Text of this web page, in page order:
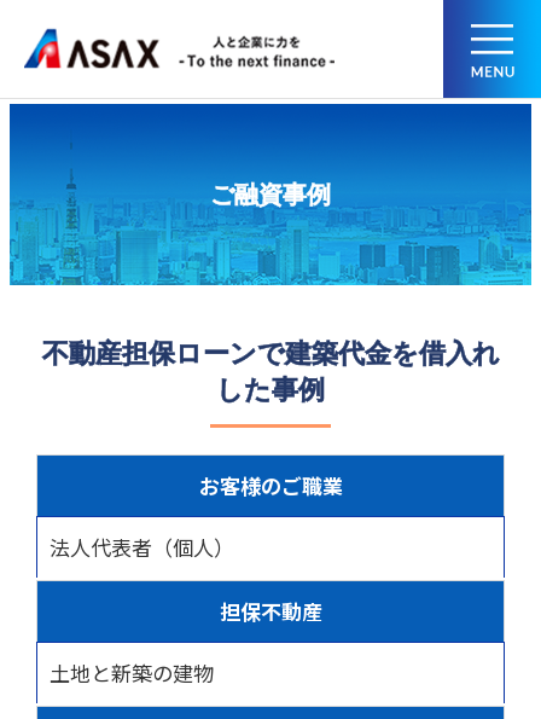
ご融資事例
不動産担保ローンで建築代金を借入れ
した事例
お客様のご職業
法人代表者（個人）
担保不動産
土地と新築の建物